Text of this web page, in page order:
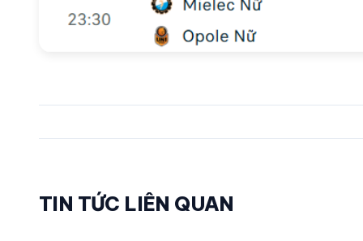
TIN TỨC LIÊN QUAN